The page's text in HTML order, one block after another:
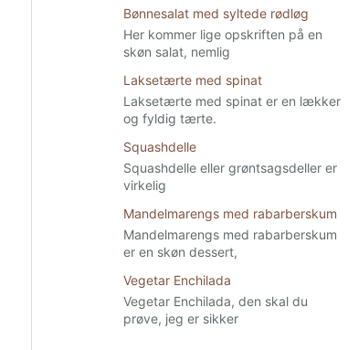
Bønnesalat med syltede rødløg
Her kommer lige opskriften på en
skøn salat, nemlig
Laksetærte med spinat
Laksetærte med spinat er en lækker
og fyldig tærte.
Squashdelle
Squashdelle eller grøntsagsdeller er
virkelig
Mandelmarengs med rabarberskum
Mandelmarengs med rabarberskum
er en skøn dessert,
Vegetar Enchilada
Vegetar Enchilada, den skal du
prøve, jeg er sikker